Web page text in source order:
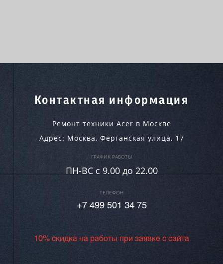
Контактная информация
Ремонт техники Acer в Москве
Адрес: Москва, Ферганская улица, 17
ГРАФИК РАБОТЫ
ПН-ВC c 9.00 до 22.00
ТЕЛЕФОН
+7 499 501 34 75
10% скидка на работы при заявке с сайта